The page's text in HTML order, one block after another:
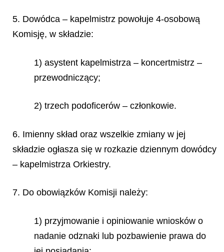
5. Dowódca – kapelmistrz powołuje 4-osobową
Komisję, w składzie:
1) asystent kapelmistrza – koncertmistrz –
przewodniczący;
2) trzech podoficerów – członkowie.
6. Imienny skład oraz wszelkie zmiany w jej
składzie ogłasza się w rozkazie dziennym dowódcy
– kapelmistrza Orkiestry.
7. Do obowiązków Komisji należy:
1) przyjmowanie i opiniowanie wniosków o
nadanie odznaki lub pozbawienie prawa do